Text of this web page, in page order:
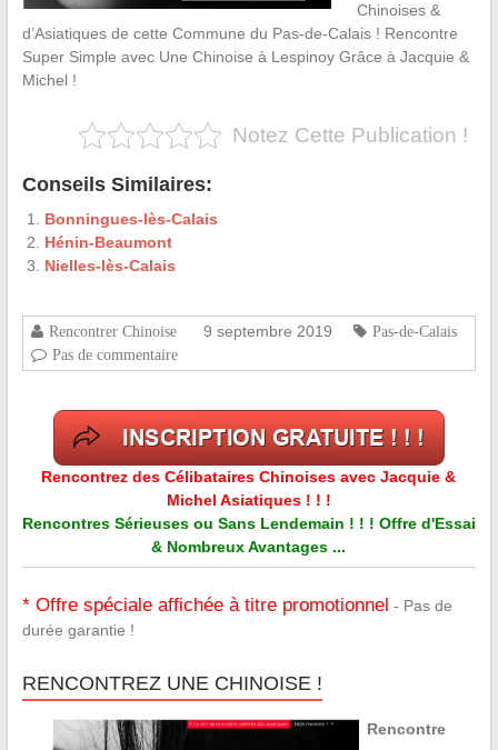
Chinoises &
d’Asiatiques de cette Commune du Pas-de-Calais ! Rencontre
Super Simple avec Une Chinoise à Lespinoy Grâce à Jacquie &
Michel !
Notez Cette Publication !
Conseils Similaires:
Bonningues-lès-Calais
Hénin-Beaumont
Nielles-lès-Calais
Rencontrer Chinoise 9 septembre 2019
Pas-de-Calais
Pas de commentaire
Rencontrez des Célibataires Chinoises avec Jacquie &
Michel Asiatiques ! ! !
Rencontres Sérieuses ou Sans Lendemain ! ! ! Offre d'Essai
& Nombreux Avantages ...
* Offre spéciale affichée à titre promotionnel - Pas de
durée garantie !
RENCONTREZ UNE CHINOISE !
Rencontre